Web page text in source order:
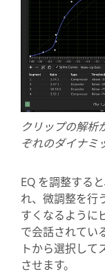
クリップの解析
ぞれのダイナミ
EQ を調整する
れ、微調整を行
すくなるように
で会話されてい
トから選択して
させます。